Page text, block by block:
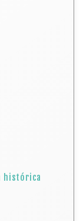
histórica